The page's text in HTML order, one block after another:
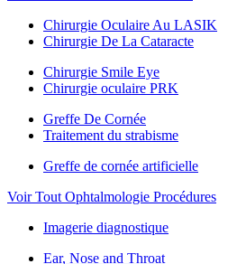
Chirurgie Oculaire Au LASIK
Chirurgie De La Cataracte
Chirurgie Smile Eye
Chirurgie oculaire PRK
Greffe De Cornée
Traitement du strabisme
Greffe de cornée artificielle
Voir Tout Ophtalmologie Procédures
Imagerie diagnostique
Ear, Nose and Throat